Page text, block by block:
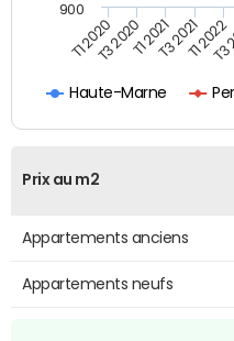
Haute-Marne
T1 2020T3 2020T1 2021T3 2021T1 2022
900
Prix au m2
Appartements anciens
Appartements neufs